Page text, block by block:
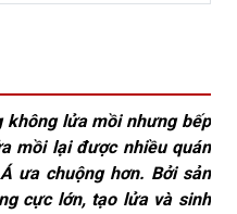
không lửa mồi nhưng bếp
mồi lại được nhiều quán
ưa chuộng hơn. Bởi sản
cực lớn, tạo lửa và sinh